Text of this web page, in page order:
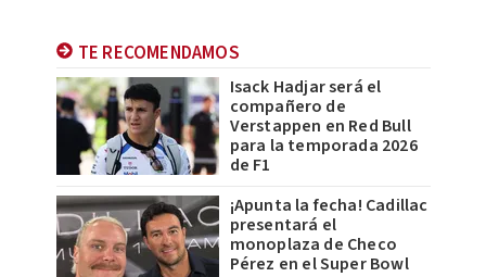
TE RECOMENDAMOS
Isack Hadjar será el
compañero de
Verstappen en Red Bull
para la temporada 2026
de F1
¡Apunta la fecha! Cadillac
presentará el
monoplaza de Checo
Pérez en el Super Bowl